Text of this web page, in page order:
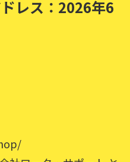
レス：2026年6